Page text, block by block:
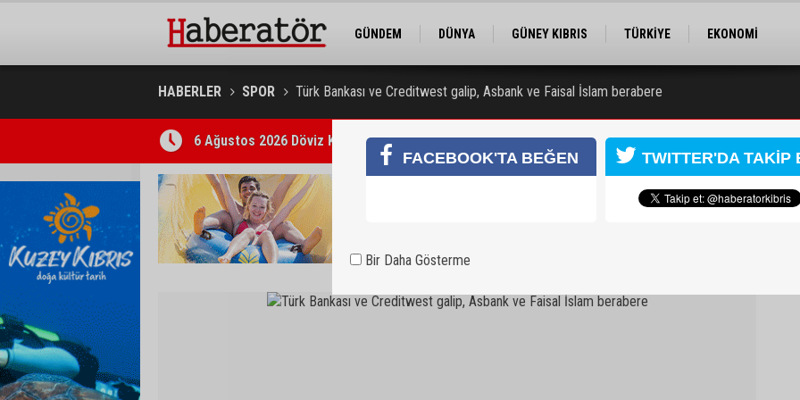
GÜNDEM DÜNYA GÜNEY KIBRIS TÜRKİYE
EKONOMİ
HABERLER SPOR Türk Bankası ve Creditwest galip, Asbank ve Faisal İslam berabere
6 Ağustos 2026 Döviz Kurları
FACEBOOK'TA BEĞEN TWITTER'DA TAKİP
Bir Daha Gösterme